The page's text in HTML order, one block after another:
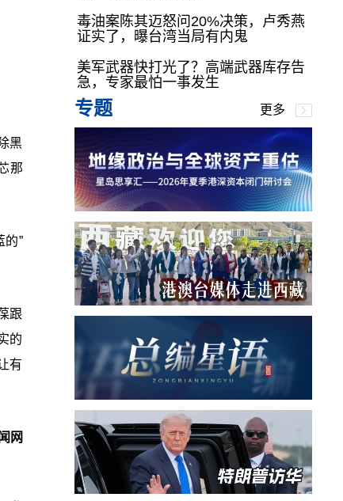
黑
那
的”
跟
的
有
网
毒油案陈其迈怒问20%决策，卢秀燕
证实了，曝台湾当局有内鬼
美军武器快打光了？高端武器库存告
急，专家最怕一事发生
专题 更多